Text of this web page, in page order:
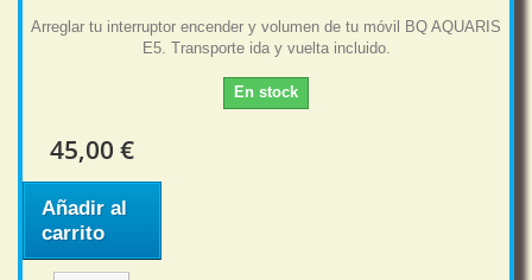
Arreglar tu interruptor encender y volumen de tu móvil BQ AQUARIS
E5. Transporte ida y vuelta incluido.
En stock
45,00 €
Añadir al
carrito